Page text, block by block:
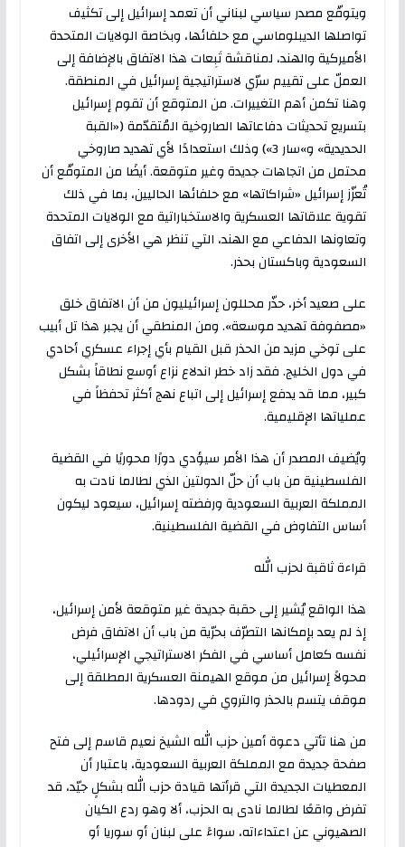
ويتوقّع مصدر سياسي لبناني أن تعمد إسرائيل إلى تكثيف
تواصلها الديبلوماسي مع حلفائها، وبخاصة الولايات المتحدة
الأميركية والهند، لمناقشة تَبِعات هذا الاتفاق بالإضافة إلى
العملّ على تقييم سرّي لاستراتيجية إسرائيل في المنطقة.
وهنا تكمن أهم التغييرات. من المتوقع أن تقوم إسرائيل
بتسريع تحديثات دفاعاتها الصاروخية المُتقدّمة («القبة
الحديدية» و»سار 3») وذلك استعدادًا لأي تهديد صاروخي
محتمل من اتجاهات جديدة وغير متوقعة. أيضًا من المتوقّع أن
تُعزّز إسرائيل «شراكاتها» مع حلفائها الحاليين، بما في ذلك
تقوية علاقاتها العسكرية والاستخباراتية مع الولايات المتحدة
وتعاونها الدفاعي مع الهند، التي تنظر هي الأخرى إلى اتفاق
السعودية وباكستان بحذر.
على صعيد أخر، حذّر محللون إسرائيليون من أن الاتفاق خلق
«مصفوفة تهديد موسعة». ومن المنطقي أن يجبر هذا تل أبيب
على توخي مزيد من الحذر قبل القيام بأي إجراء عسكري أحادي
في دول الخليج. فقد زاد خطر اندلاع نزاع أوسع نطاقاً بشكل
كبير، مما قد يدفع إسرائيل إلى اتباع نهج أكثر تحفظاً في
عملياتها الإقليمية.
ويُضيف المصدر أن هذا الأمر سيؤدي دورًا محوريًا في القضية
الفلسطينية من باب أن حلّ الدولتين الذي لطالما نادت به
المملكة العربية السعودية ورفضته إسرائيل، سيعود ليكون
أساس التفاوض في القضية الفلسطينية.
قراءة ثاقبة لحزب الله
هذا الواقع يُشير إلى حقبة جديدة غير متوقعة لأمن إسرائيل،
إذ لم يعد بإمكانها التصرّف بحرّية من باب أن الاتفاق فرض
نفسه كعامل أساسي في الفكر الاستراتيجي الإسرائيلي،
محولاً إسرائيل من موقع الهيمنة العسكرية المطلقة إلى
موقف يتسم بالحذر والتروي في ردودها.
من هنا تأتي دعوة أمين حزب الله الشيخ نعيم قاسم إلى فتح
صفحة جديدة مع المملكة العربية السعودية، باعتبار أن
المعطيات الجديدة التي قرأتها قيادة حزب الله بشكلٍ جيّد، قد
تفرض واقعًا لطالما نادى به الحزب، ألا وهو ردع الكيان
الصهيوني عن اعتداءاته، سواءً على لبنان أو سوريا أو